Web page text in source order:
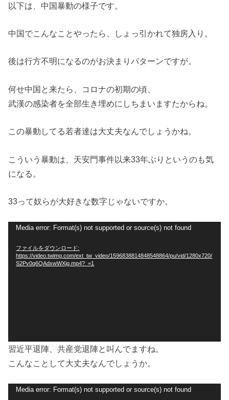
以下は、中国暴動の様子です。
中国でこんなことやったら、しょっ引かれて独房入り。
後は行方不明になるのがお決まりパターンですが。
何せ中国と来たら、コロナの初期の頃、
武漢の感染者を全部生き埋めにしちまいますたからね。
この暴動してる若者達は大丈夫なんでしょうかね。
こういう暴動は、天安門事件以来33年ぶりというのも気
になる。
33って奴らが大好きな数字じゃないですか。
プ
レ
Media error: Format(s) not supported or source(s) not found
ファイルをダウンロード:
https://video.twimg.com/ext_tw_video/1596838814848548864/pu/vid/1280x720/
S2Pv0q6QAdxwWXjg.mp4?_=1
習近平退陣、共産党退陣と叫んでますね。
こんなことして大丈夫なんでしょうか。
Media error: Format(s) not supported or source(s) not found